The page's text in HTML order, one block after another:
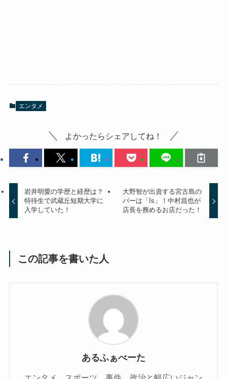
エンタメ
よかったらシェアしてね！
岩井明愛の学歴と経歴は？
特待生で武蔵丘短期大学に
入学していた！
大野智が出資する宮古島の
バーは「Is」！中村昌也が
店長を務めるお店だった！
この記事を書いた人
あるふぁべーた